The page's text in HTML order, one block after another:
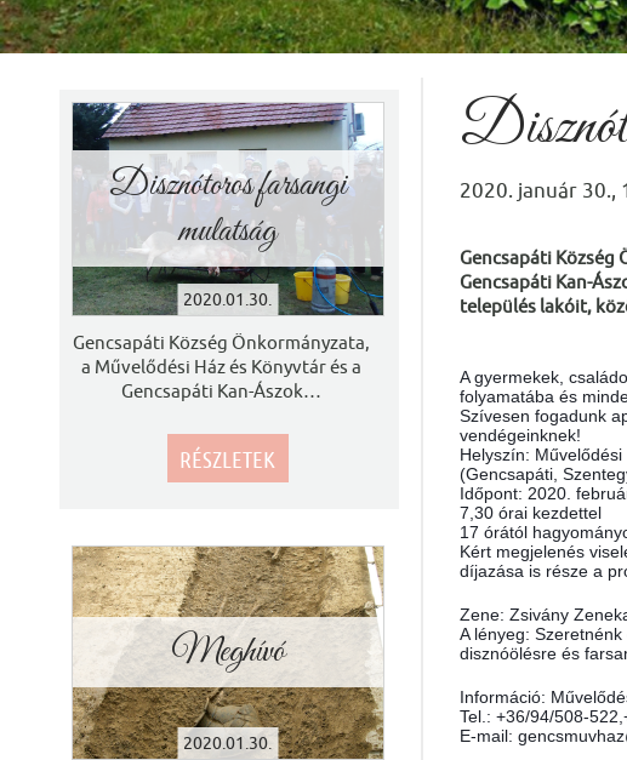
RÉSZLETEK
Disznótoros farsangi
mulatság
2020.01.30.
Gencsapáti Község Önkormányzata,
a Művelődési Ház és Könyvtár és a
Gencsapáti Kan-Ászok…
RÉSZLETEK
Meghívó
2020.01.30.
2020. január 30.,
Gencsapáti Község
Gencsapáti Kan-
település lakóit,
A gyermekek,
folyamatába és
Szívesen fogadunk
vendégeinknek!
Helyszín:
(Gencsapáti,
Időpont: 2020.
7,30 órai kezdettel
17 órától
Kért megjelenés
díjazása is része a
Zene: Zsivány
A lényeg:
disznóölésre és
Információ:
Tel.: +36/94/508-
E-mail: